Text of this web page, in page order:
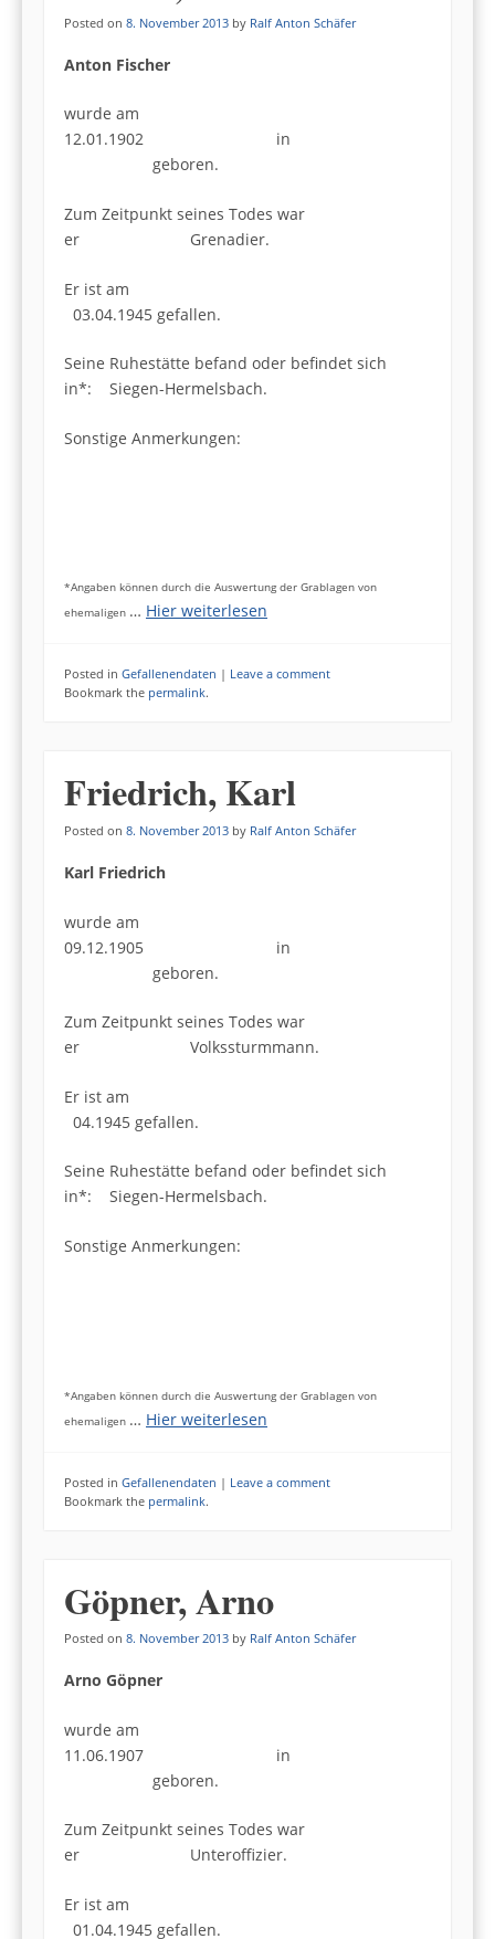
Posted on 8. November 2013 by Ralf Anton Schäfer
Anton Fischer
wurde am
12.01.1902 in
geboren.
Zum Zeitpunkt seines Todes war
er Grenadier.
Er ist am
03.04.1945 gefallen.
Seine Ruhestätte befand oder befindet sich
in*: Siegen-Hermelsbach.
Sonstige Anmerkungen:
*Angaben können durch die Auswertung der Grablagen von
ehemaligen … Hier weiterlesen
Posted in Gefallenendaten | Leave a comment
Bookmark the permalink.
Friedrich, Karl
Posted on 8. November 2013 by Ralf Anton Schäfer
Karl Friedrich
wurde am
09.12.1905 in
geboren.
Zum Zeitpunkt seines Todes war
er Volkssturmmann.
Er ist am
04.1945 gefallen.
Seine Ruhestätte befand oder befindet sich
in*: Siegen-Hermelsbach.
Sonstige Anmerkungen:
*Angaben können durch die Auswertung der Grablagen von
ehemaligen … Hier weiterlesen
Posted in Gefallenendaten | Leave a comment
Bookmark the permalink.
Göpner, Arno
Posted on 8. November 2013 by Ralf Anton Schäfer
Arno Göpner
wurde am
11.06.1907 in
geboren.
Zum Zeitpunkt seines Todes war
er Unteroffizier.
Er ist am
01.04.1945 gefallen.